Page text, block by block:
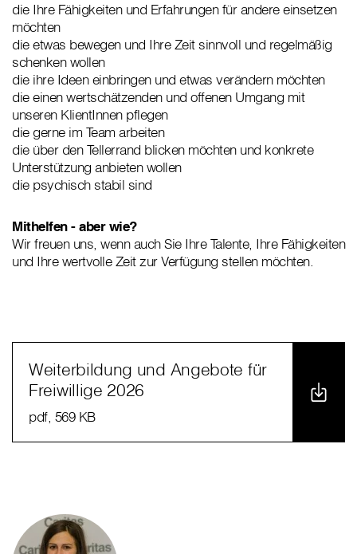
die Ihre Fähigkeiten und Erfahrungen für andere einsetzen
möchten
die etwas bewegen und Ihre Zeit sinnvoll und regelmäßig
schenken wollen
die ihre Ideen einbringen und etwas verändern möchten
die einen wertschätzenden und offenen Umgang mit
unseren KlientInnen pflegen
die gerne im Team arbeiten
die über den Tellerrand blicken möchten und konkrete
Unterstützung anbieten wollen
die psychisch stabil sind
Mithelfen - aber wie?
Wir freuen uns, wenn auch Sie Ihre Talente, Ihre Fähigkeiten
und Ihre wertvolle Zeit zur Verfügung stellen möchten.
Weiterbildung und Angebote für
Freiwillige 2026
pdf, 569 KB